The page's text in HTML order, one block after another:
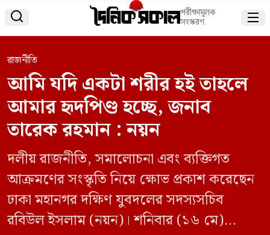
 পরীক্ষামূলক
সংস্করণ 
রাজনীতি
আমি যদি একটা শরীর হই তাহলে
আমার হৃদপিণ্ড হচ্ছে, জনাব
তারেক রহমান : নয়ন
দলীয় রাজনীতি, সমালোচনা এবং ব্যক্তিগত
আক্রমণের সংস্কৃতি নিয়ে ক্ষোভ প্রকাশ করেছেন
ঢাকা মহানগর দক্ষিণ যুবদলের সদস্যসচিব
রবিউল ইসলাম (নয়ন)। শনিবার (১৬ মে)